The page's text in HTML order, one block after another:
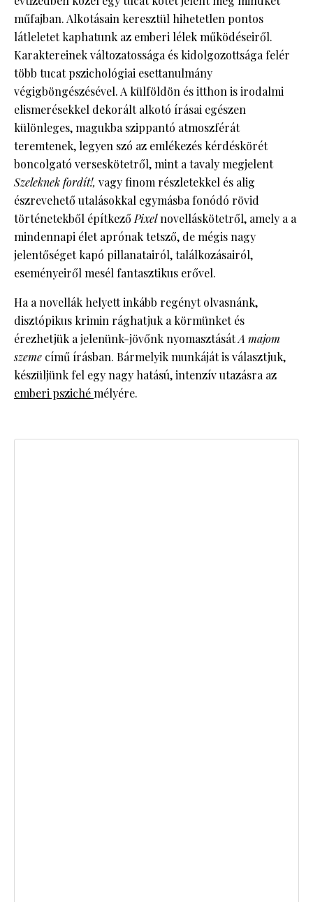
műfajban. Alkotásain keresztül hihetetlen pontos
látleletet kaphatunk az emberi lélek működéseiről.
Karaktereinek változatossága és kidolgozottsága felér
több tucat pszichológiai esettanulmány
végigböngészésével. A külföldön és itthon is irodalmi
elismerésekkel dekorált alkotó írásai egészen
különleges, magukba szippantó atmoszférát
teremtenek, legyen szó az emlékezés kérdéskörét
boncolgató verseskötetről, mint a tavaly megjelent
Szeleknek fordít!, vagy finom részletekkel és alig
észrevehető utalásokkal egymásba fonódó rövid
történetekből építkezőPixelnovelláskötetről, amely a a
mindennapi élet aprónak tetsző, de mégis nagy
jelentőséget kapó pillanatairól, találkozásairól,
eseményeiről mesél fantasztikus erővel.
Ha a novellák helyett inkább regényt olvasnánk,
disztópikus krimin rághatjuk a körmünket és
érezhetjük a jelenünk-jövőnk nyomasztásátA majom
szeme című írásban. Bármelyik munkáját is választjuk,
készüljünk fel egy nagy hatású, intenzív utazásra az
emberi pszichémélyére.